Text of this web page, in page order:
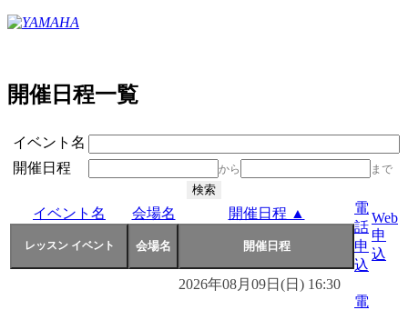
開催日程一覧
イベント名
開催日程
から まで
イベント名 会場名 開催日程 ▲
電
話
申
込
Web
申
込
2026年08月09日(日) 16:30
電